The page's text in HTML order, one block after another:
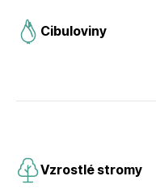
Cibuloviny
Vzrostlé stromy